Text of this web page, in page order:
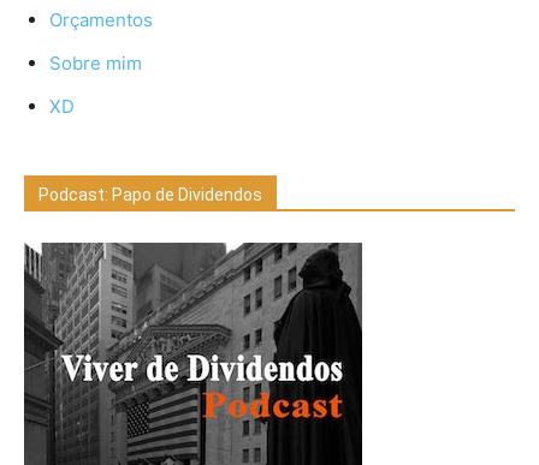
Orçamentos
Sobre mim
XD
Podcast: Papo de Dividendos